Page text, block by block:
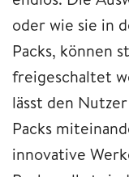
oder wie sie in
Packs, können
freigeschaltet
lässt den
Packs
innovative